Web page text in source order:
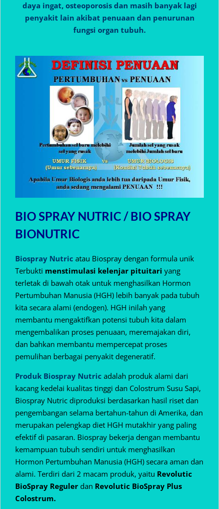
daya ingat, osteoporosis dan masih banyak lagi
penyakit lain akibat penuaan dan penurunan
fungsi organ tubuh.
BIO SPRAY NUTRIC / BIO SPRAY
BIONUTRIC
Biospray Nutric atau Biospray dengan formula unik
Terbukti menstimulasi kelenjar pituitari yang
terletak di bawah otak untuk menghasilkan Hormon
Pertumbuhan Manusia (HGH) lebih banyak pada tubuh
kita secara alami (endogen). HGH inilah yang
membantu mengaktifkan potensi tubuh kita dalam
mengembalikan proses penuaan, meremajakan diri,
dan bahkan membantu mempercepat proses
pemulihan berbagai penyakit degeneratif.
Produk Biospray Nutric adalah produk alami dari
kacang kedelai kualitas tinggi dan Colostrum Susu Sapi,
Biospray Nutric diproduksi berdasarkan hasil riset dan
pengembangan selama bertahun-tahun di Amerika, dan
merupakan pelengkap diet HGH mutakhir yang paling
efektif di pasaran. Biospray bekerja dengan membantu
kemampuan tubuh sendiri untuk menghasilkan
Hormon Pertumbuhan Manusia (HGH) secara aman dan
alami. Terdiri dari 2 macam produk, yaitu Revolutic
BioSpray Reguler dan Revolutic BioSpray Plus
Colostrum.